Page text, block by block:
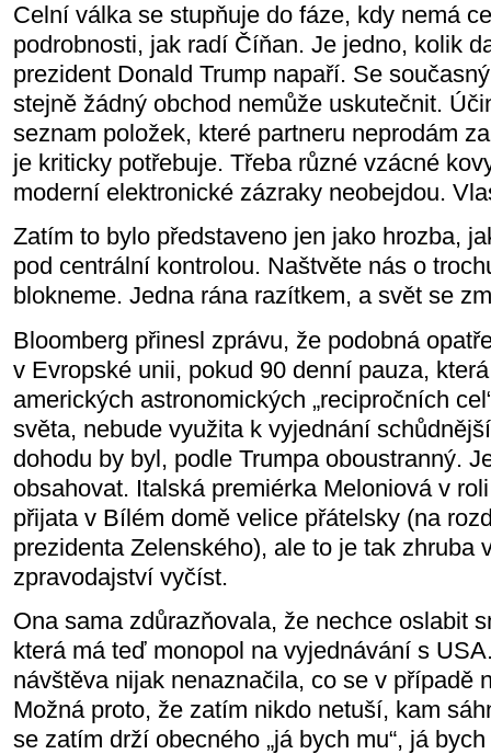
Celní válka se stupňuje do fáze, kdy nemá
podrobnosti, jak radí Číňan. Je jedno, kolik
prezident Donald Trump napaří. Se
stejně žádný obchod nemůže uskutečnit.
seznam položek, které partneru neprodám
je kriticky potřebuje. Třeba různé vzácné
moderní elektronické zázraky neobejdou.
Zatím to bylo představeno jen jako hrozba,
pod centrální kontrolou. Naštvěte nás o
blokneme. Jedna rána razítkem, a svět se
Bloomberg přinesl zprávu, že podobná
v Evropské unii, pokud 90 denní pauza,
amerických astronomických „recipročních
světa, nebude využita k vyjednání
dohodu by byl, podle Trumpa oboustranný.
obsahovat. Italská premiérka Meloniová v
přijata v Bílém domě velice přátelsky (na
prezidenta Zelenského), ale to je tak zhruba
zpravodajství vyčíst.
Ona sama zdůrazňovala, že nechce oslabit
která má teď monopol na vyjednávání s
návštěva nijak nenaznačila, co se v případě
Možná proto, že zatím nikdo netuší, kam
se zatím drží obecného „já bych mu“, já bych